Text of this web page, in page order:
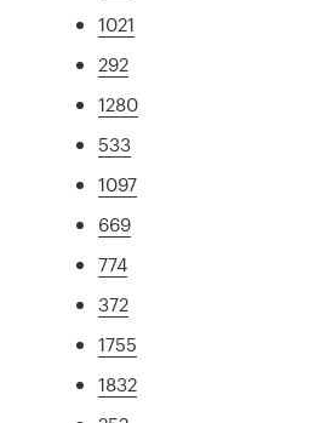
1021
292
1280
533
1097
669
774
372
1755
1832